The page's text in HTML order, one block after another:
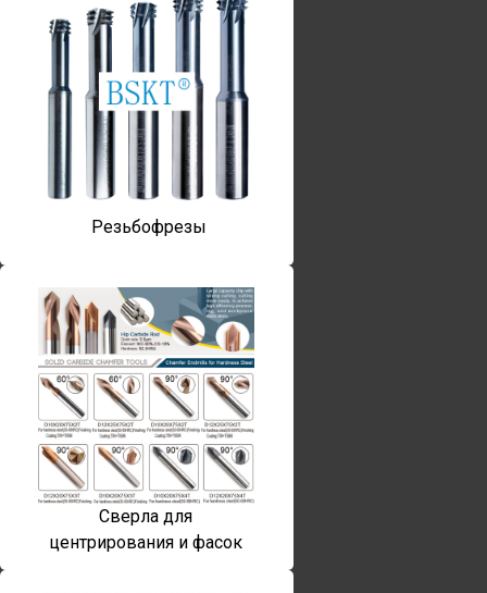
Резьбофрезы
Сверла для
центрирования и фасок